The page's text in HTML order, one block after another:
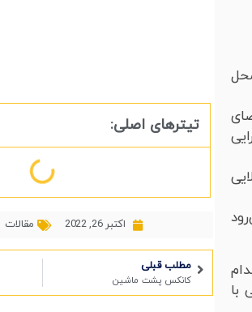
با
تیترهای اصلی:
اکتبر 26, 2022 مقالات
مطلب قبلی
کانکس پشت ماشین